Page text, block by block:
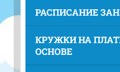
РАСПИСАНИЕ
КРУЖКИ НА
ОСНОВЕ